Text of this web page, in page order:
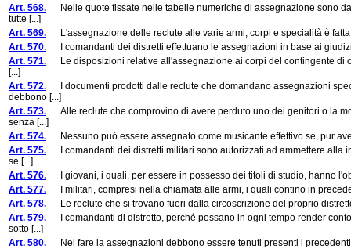
Art. 568. Nelle quote fissate nelle tabelle numeriche di assegnazione sono
tutte [...]
Art. 569. L'assegnazione delle reclute alle varie armi, corpi e specialità è
Art. 570. I comandanti dei distretti effettuano le assegnazioni in base ai
Art. 571. Le disposizioni relative all'assegnazione ai corpi del contingente di
[...]
Art. 572. I documenti prodotti dalle reclute che domandano assegnazioni
debbono [...]
Art. 573. Alle reclute che comprovino di avere perduto uno dei genitori o la
senza [...]
Art. 574. Nessuno può essere assegnato come musicante effettivo se, pur
Art. 575. I comandanti dei distretti militari sono autorizzati ad ammettere alla
se [...]
Art. 576. I giovani, i quali, per essere in possesso dei titoli di studio, hanno
Art. 577. I militari, compresi nella chiamata alle armi, i quali contino in
Art. 578. Le reclute che si trovano fuori dalla circoscrizione del proprio
Art. 579. I comandanti di distretto, perché possano in ogni tempo render
sotto [...]
Art. 580. Nel fare la assegnazioni debbono essere tenuti presenti i